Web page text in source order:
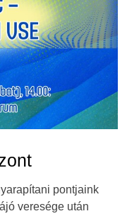
pontjaink
veresége után